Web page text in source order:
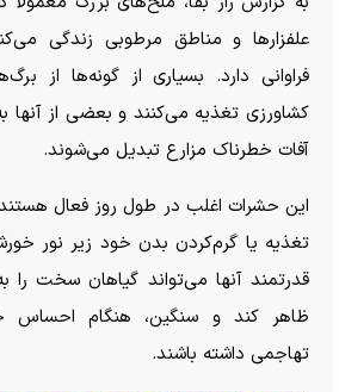
علفزار‌ها و مناطق مرطوبی زندگی
فراوانی دارد. بسیاری از گونه‌ها از
کشاورزی تغذیه می‌کنند و بعضی از آنها
آفات خطرناک مزارع تبدیل می‌شوند.
این حشرات اغلب در طول روز فعال
تغذیه یا گرم‌کردن بدن خود زیر نور
قدرتمند آنها می‌تواند گیاهان سخت را
ظاهر کند و سنگین، هنگام احساس
تهاجمی داشته باشند.